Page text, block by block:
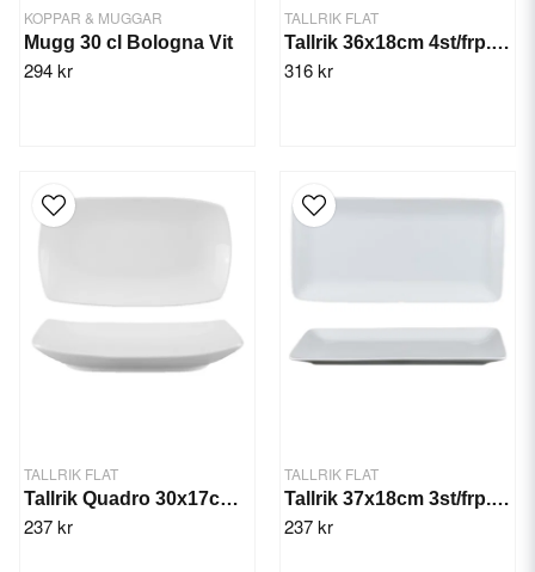
KOPPAR & MUGGAR
Mugg 30 cl Bologna Vit
294 kr
TALLRIK FLAT
Tallrik 36x18cm 4st/frp. Flat, rekt.
316 kr
TALLRIK FLAT
Tallrik Quadro 30x17cm 3st/frp.
237 kr
TALLRIK FLAT
Tallrik 37x18cm 3st/frp. Quadro
237 kr